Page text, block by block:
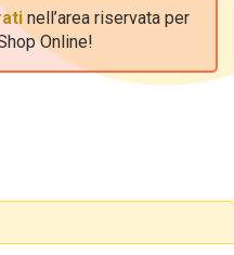
nell’area riservata per
Online!